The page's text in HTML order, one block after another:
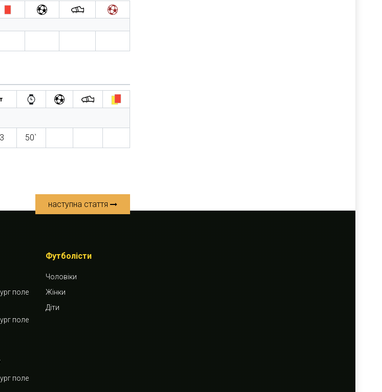
50`
наступна стаття
поле
поле
поле
Футболісти
Чоловіки
Жінки
Діти